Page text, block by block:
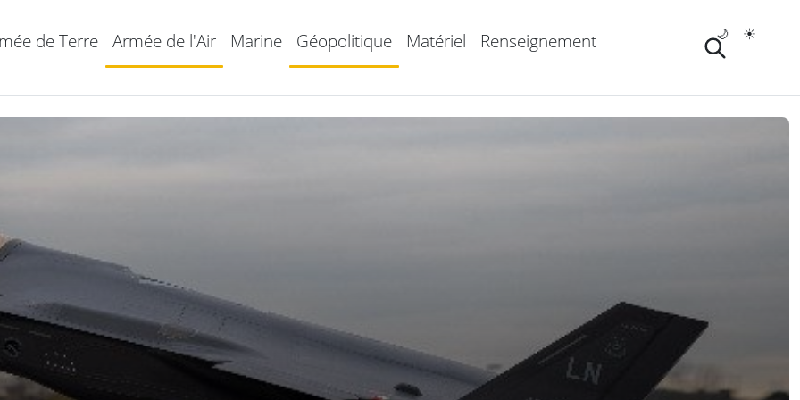
de Terre Armée de l'Air Marine Géopolitique Matériel Renseignement ☀️
🌙